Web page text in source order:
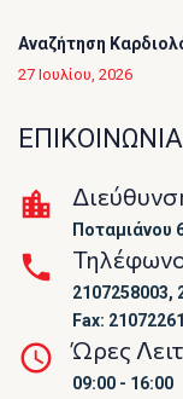
Αναζήτηση
27 Ιουλίου, 2026
ΕΠΙΚΟΙΝΩΝΙΑ
Ποταμιάνου
2107258003,
Fax:
Ώρες
09:00 - 16:00